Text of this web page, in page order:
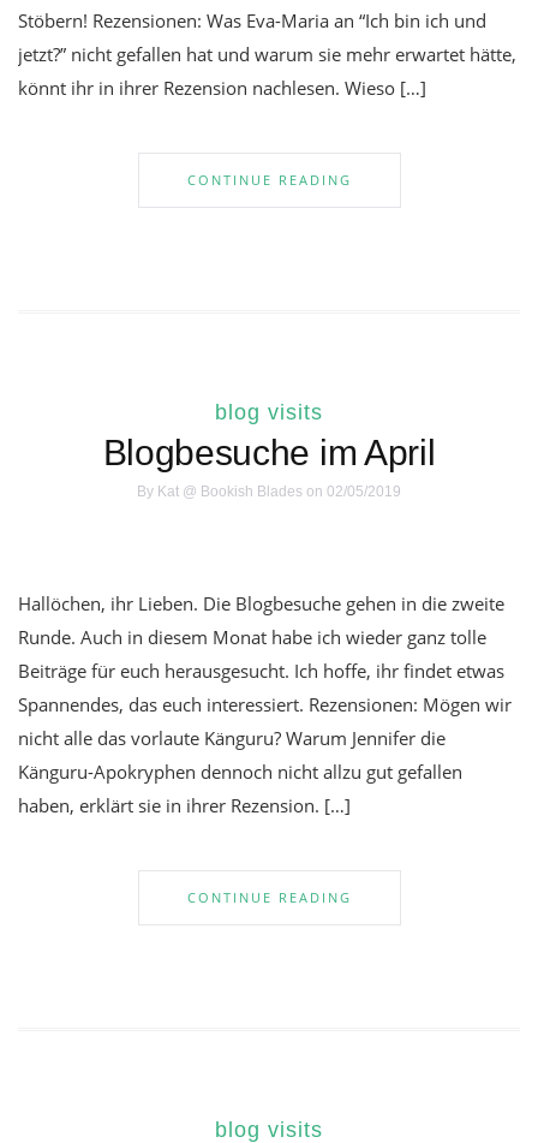
Stöbern! Rezensionen: Was Eva-Maria an “Ich bin ich und
jetzt?” nicht gefallen hat und warum sie mehr erwartet hätte,
könnt ihr in ihrer Rezension nachlesen. Wieso […]
CONTINUE READING
blog visits
Blogbesuche im April
By Kat @ Bookish Blades on 02/05/2019
Hallöchen, ihr Lieben. Die Blogbesuche gehen in die zweite
Runde. Auch in diesem Monat habe ich wieder ganz tolle
Beiträge für euch herausgesucht. Ich hoffe, ihr findet etwas
Spannendes, das euch interessiert. Rezensionen: Mögen wir
nicht alle das vorlaute Känguru? Warum Jennifer die
Känguru-Apokryphen dennoch nicht allzu gut gefallen
haben, erklärt sie in ihrer Rezension. […]
CONTINUE READING
blog visits